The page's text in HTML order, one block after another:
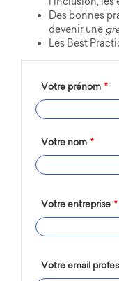
Des bonnes
devenir une
Les Best
Votre prénom *
Votre nom *
Votre entreprise *
Votre email